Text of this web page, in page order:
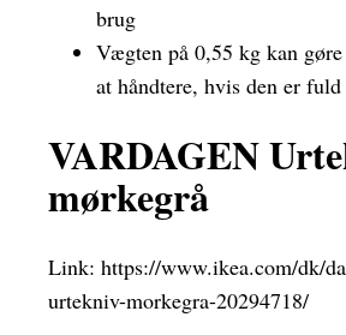
brug
Vægten på 0,55 kg kan
at håndtere, hvis den er fuld
VARDAGEN
mørkegrå
Link: https://www.ikea.com/dk/
urtekniv-morkegra-20294718/